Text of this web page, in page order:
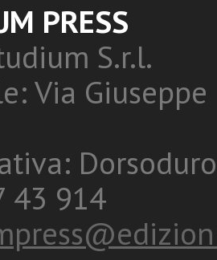
PRESS
S.r.l.
Via
43 914